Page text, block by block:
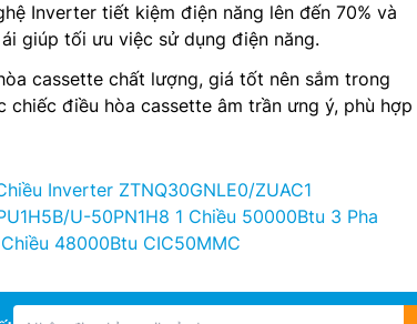
Inverter tiết kiệm điện năng lên đến 70% và
giúp tối ưu việc sử dụng điện năng.
cassette chất lượng, giá tốt nên sắm trong
điều hòa cassette âm trần ưng ý, phù hợp
Inverter ZTNQ30GNLE0/ZUAC1
U-50PN1H8 1 Chiều 50000Btu 3 Pha
48000Btu CIC50MMC